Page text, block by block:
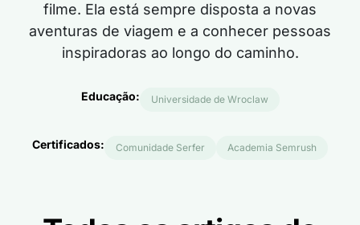
filme. Ela está sempre disposta a novas
aventuras de viagem e a conhecer pessoas
inspiradoras ao longo do caminho.
Educação: Universidade de Wroclaw
Certificados: Comunidade Serfer Academia Semrush